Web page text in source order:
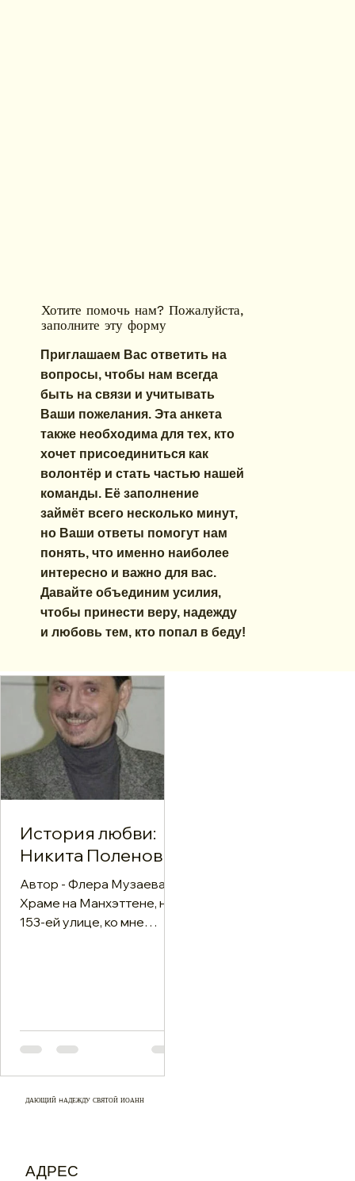
Хотите помочь нам? Пожалуйста,
заполните эту форму
Приглашаем Вас ответить на
вопросы, чтобы нам всегда
быть на связи и учитывать
Ваши пожелания. Эта анкета
также необходима для тех, кто
хочет присоединиться как
волонтёр и стать частью нашей
команды. Её заполнение
займёт всего несколько минут,
но Ваши ответы помогут нам
понять, что именно наиболее
интересно и важно для вас.
Давайте объединим усилия,
чтобы принести веру, надежду
и любовь тем, кто попал в беду!
История любви:
Никита Поленов
Автор - Флера Музаева В
Храме на Манхэттене, на
153-ей улице, ко мне
Тогда я ещё был
диаконом, — вспоминает
Владимир Арефьев, ныне
руководитель Фонда
депортационной тюрьме.
ДАЮЩИЙ HАДЕЖДУ СВЯТОЙ ИОАНН
АДРЕС